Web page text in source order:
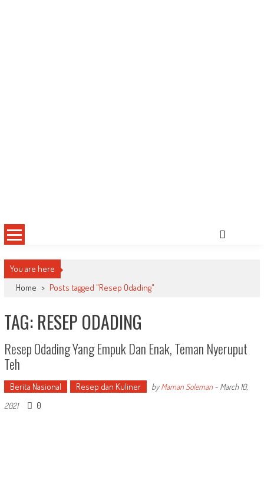
You are here
Home > Posts tagged "Resep Odading"
TAG: RESEP ODADING
Resep Odading Yang Empuk Dan Enak, Teman Nyeruput
Teh
Berita Nasional Resep dan Kuliner byMaman Soleman- March 10,
2021
0